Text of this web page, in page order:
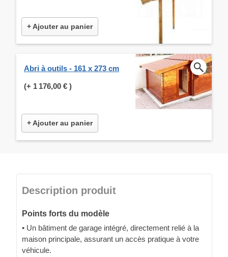
+ Ajouter au panier
Abri à outils - 161 x 273 cm
(+ 1 176,00 € )
+ Ajouter au panier
Description produit
Points forts du modèle
• Un bâtiment de garage intégré, directement relié à la
maison principale, assurant un accès pratique à votre
véhicule.